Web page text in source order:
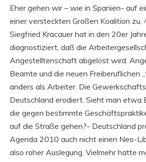
Eher gehen wir – wie in Spanien- auf
einer versteckten Großen Koalition zu.
Siegfried Kracauer hat in den 20er
diagnostiziert, daß die
Angestelltenschaft abgelöst wird.
Beamte und die neuen Freiberuflichen
anders als Arbeiter. Die
Deutschland erodiert. Sieht man etwa
die gegen bestimmte
auf die Straße gehen?- Deutschland
Agenda 2010 auch nicht einen Neo-
also roher Auslegung. Vielmehr hatte